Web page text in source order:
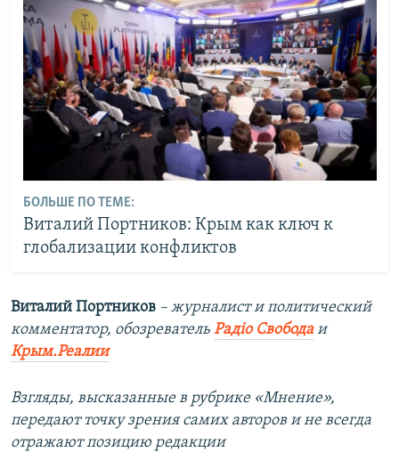
БОЛЬШЕ ПО ТЕМЕ:
Виталий Портников: Крым как ключ к
глобализации конфликтов
Виталий Портников – журналист и политический
комментатор, обозреватель Радіо Свободаи
Крым.Реалии
Взгляды, высказанные в рубрике «Мнение»,
передают точку зрения самих авторов и не всегда
отражают позицию редакции